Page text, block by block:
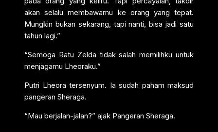
akan selalu membawamu ke orang yang tepat.
Mungkin bukan sekarang, tapi nanti, bisa jadi satu
tahun lagi.”
“Semoga Ratu Zelda tidak salah memilihku untuk
menjagamu Lheoraku.”
Putri Lheora tersenyum. Ia sudah paham maksud
pangeran Sheraga.
“Mau berjalan-jalan?” ajak Pangeran Sheraga.